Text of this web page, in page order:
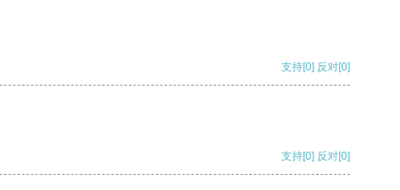
支持[0] 反对[0]
支持[0] 反对[0]